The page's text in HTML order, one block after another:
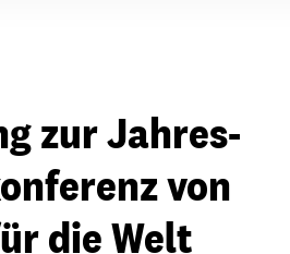
zur Jahres-
von
die Welt